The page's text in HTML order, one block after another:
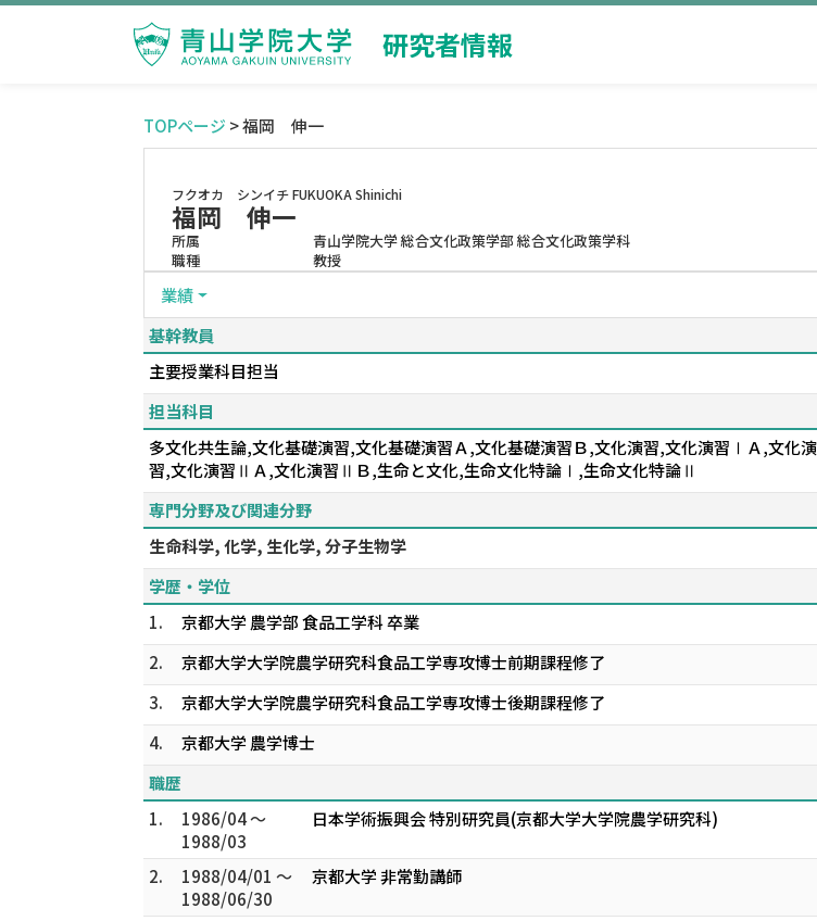
研究者情報
TOPページ > 福岡 伸一
フクオカ シンイチFUKUOKA Shinichi
福岡 伸一
所属
青山学院大学 総合文化政策学部 総合文化政策学科
職種
教授
業績
基幹教員
主要授業科目担当
担当科目
多文化共生論,文化基礎演習,文化基礎演習Ａ,文化基礎演習Ｂ,文化演習,文化演習ⅠＡ,文
習,文化演習ⅡＡ,文化演習ⅡＢ,生命と文化,生命文化特論Ⅰ,生命文化特論Ⅱ
専門分野及び関連分野
生命科学, 化学, 生化学, 分子生物学
学歴・学位
1.
京都大学 農学部 食品工学科 卒業
2.
京都大学大学院農学研究科食品工学専攻博士前期課程修了
3.
京都大学大学院農学研究科食品工学専攻博士後期課程修了
4.
京都大学 農学博士
職歴
1.
1986/04 ～
1988/03
日本学術振興会 特別研究員(京都大学大学院農学研究科)
2.
1988/04/01 ～
1988/06/30
京都大学 非常勤講師